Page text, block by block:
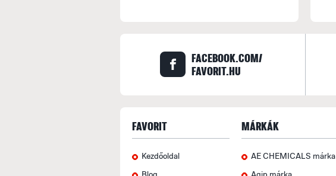
FACEBOOK.COM/
FAVORIT.HU
FAVORIT
Kezdőoldal
Blog
MÁRKÁK
AE CHEMICALS márka
Agip márka